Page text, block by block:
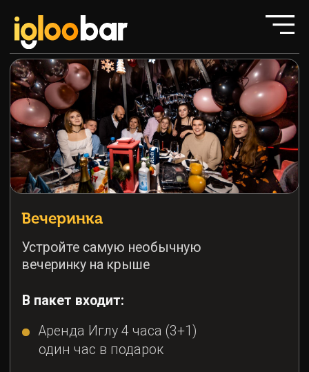
Устройте самую необычную
вечеринку на крыше
Вечеринка
В пакет входит:
один час в подарок
Пробковый сбор (свой
Украшение иглу шарами
Сервировка на 10 чел.